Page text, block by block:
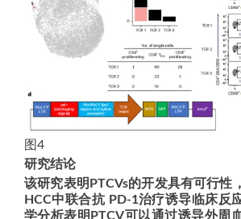
图4
研究结论
该研究表明PTCVs的开发具有可行性
HCC中联合抗 PD-1治疗诱导临床反
学分析表明PTCV可以通过诱导外周